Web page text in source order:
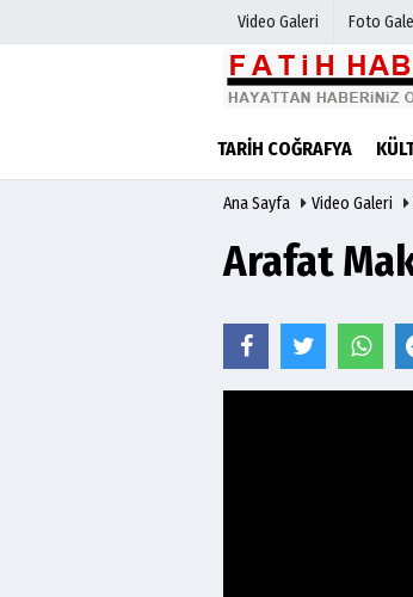
Video Galeri Foto
TARİH COĞRAFYA
Günün Haberleri
Ana Sayfa Video Galeri
Arafat